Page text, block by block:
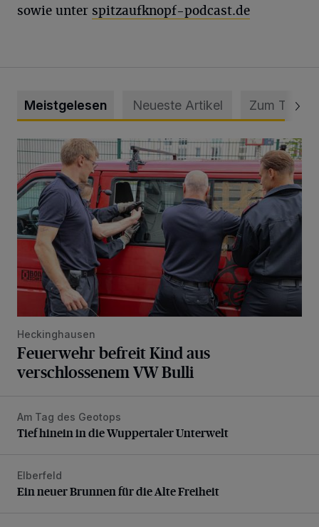
sowie unter spitzaufknopf-podcast.de
Meistgelesen Neueste Artikel Zum Thema
Feuerwehr befreit Kind aus verschlossenem VW Bulli
Heckinghausen
Feuerwehr befreit Kind aus
verschlossenem VW Bulli
Tief hinein in die Wuppertaler Unterwelt
Am Tag des Geotops
Tief hinein in die Wuppertaler Unterwelt
Ein neuer Brunnen für die Alte Freiheit
Elberfeld
Ein neuer Brunnen für die Alte Freiheit